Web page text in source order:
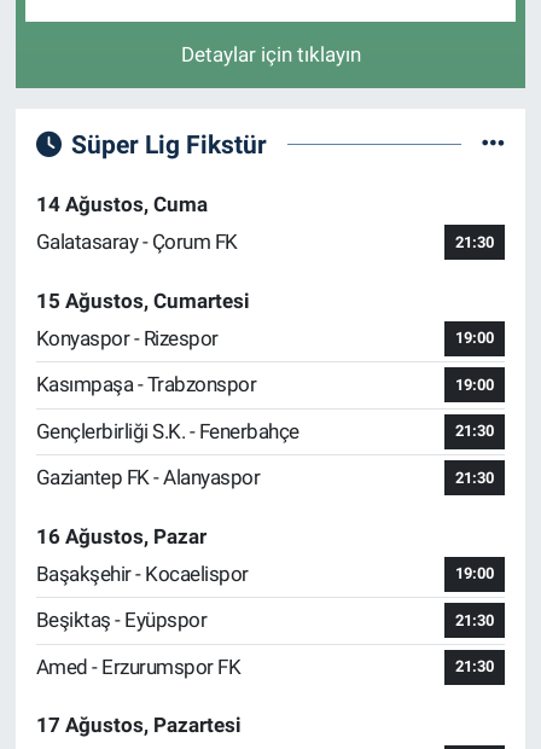
Detaylar için tıklayın
Süper Lig Fikstür
14 Ağustos, Cuma
Galatasaray - Çorum FK
21:30
15 Ağustos, Cumartesi
Konyaspor - Rizespor
19:00
Kasımpaşa - Trabzonspor 19:00
Gençlerbirliği S.K. - Fenerbahçe 21:30
Gaziantep FK - Alanyaspor 21:30
16 Ağustos, Pazar
Başakşehir - Kocaelispor
19:00
Beşiktaş - Eyüpspor 21:30
Amed - Erzurumspor FK 21:30
17 Ağustos, Pazartesi